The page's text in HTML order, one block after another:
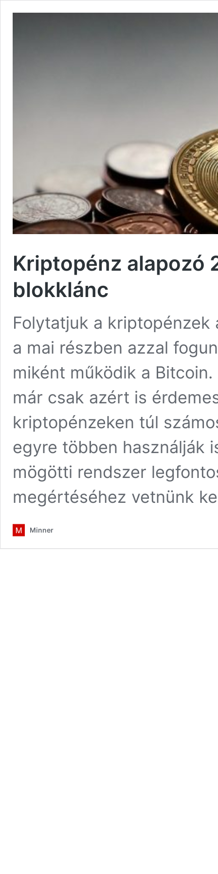
Kriptopénz alapozó
blokklánc
Folytatjuk a
a mai részben azzal
miként működik a
már csak azért is
kriptopénzeken túl
egyre többen használják
mögötti rendszer
megértéséhez vetnünk
Minner